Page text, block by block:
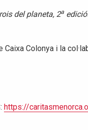
del planeta, 2a
Colonya i la
https://